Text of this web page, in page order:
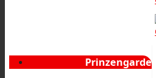
Prinzengarde